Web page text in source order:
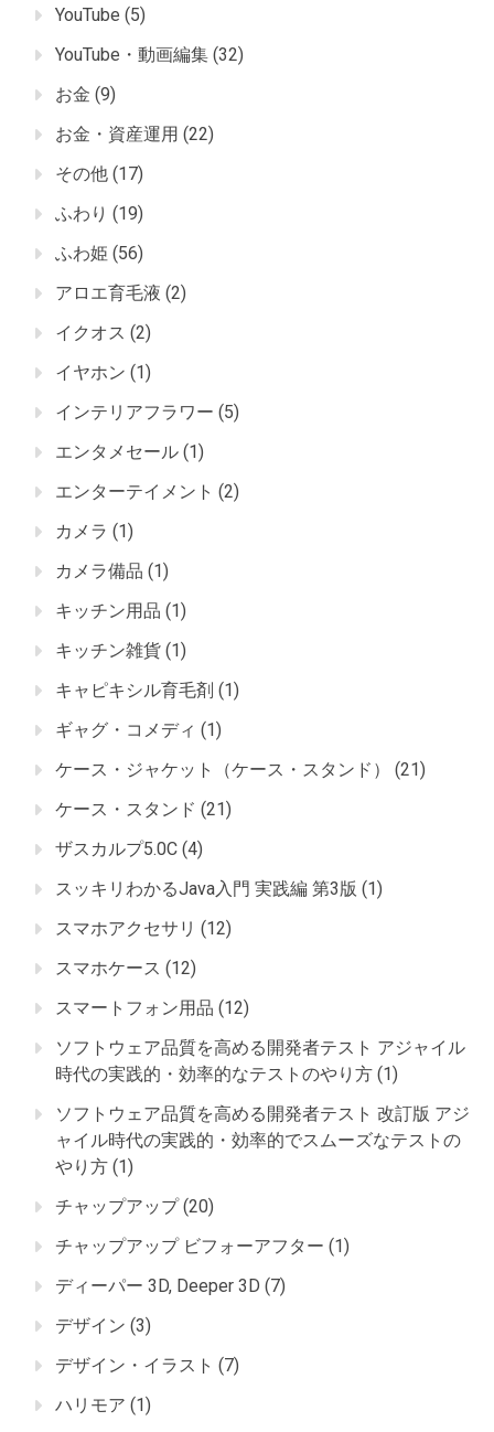
YouTube (5)
YouTube・動画編集 (32)
お金 (9)
お金・資産運用 (22)
その他 (17)
ふわり (19)
ふわ姫 (56)
アロエ育毛液 (2)
イクオス (2)
イヤホン (1)
インテリアフラワー (5)
エンタメセール (1)
エンターテイメント (2)
カメラ (1)
カメラ備品 (1)
キッチン用品 (1)
キッチン雑貨 (1)
キャピキシル育毛剤 (1)
ギャグ・コメディ (1)
ケース・ジャケット（ケース・スタンド）
(21)
ケース・スタンド (21)
ザスカルプ5.0C (4)
スッキリわかるJava入門 実践編 第3版 (1)
スマホアクセサリ (12)
スマホケース (12)
スマートフォン用品 (12)
ソフトウェア品質を高める開発者テスト アジャイル
時代の実践的・効率的なテストのやり方 (1)
ソフトウェア品質を高める開発者テスト 改訂版 アジ
ャイル時代の実践的・効率的でスムーズなテストの
やり方 (1)
チャップアップ(20)
チャップアップ ビフォーアフター (1)
ディーパー 3D, Deeper 3D (7)
デザイン (3)
デザイン・イラスト (7)
ハリモア (1)